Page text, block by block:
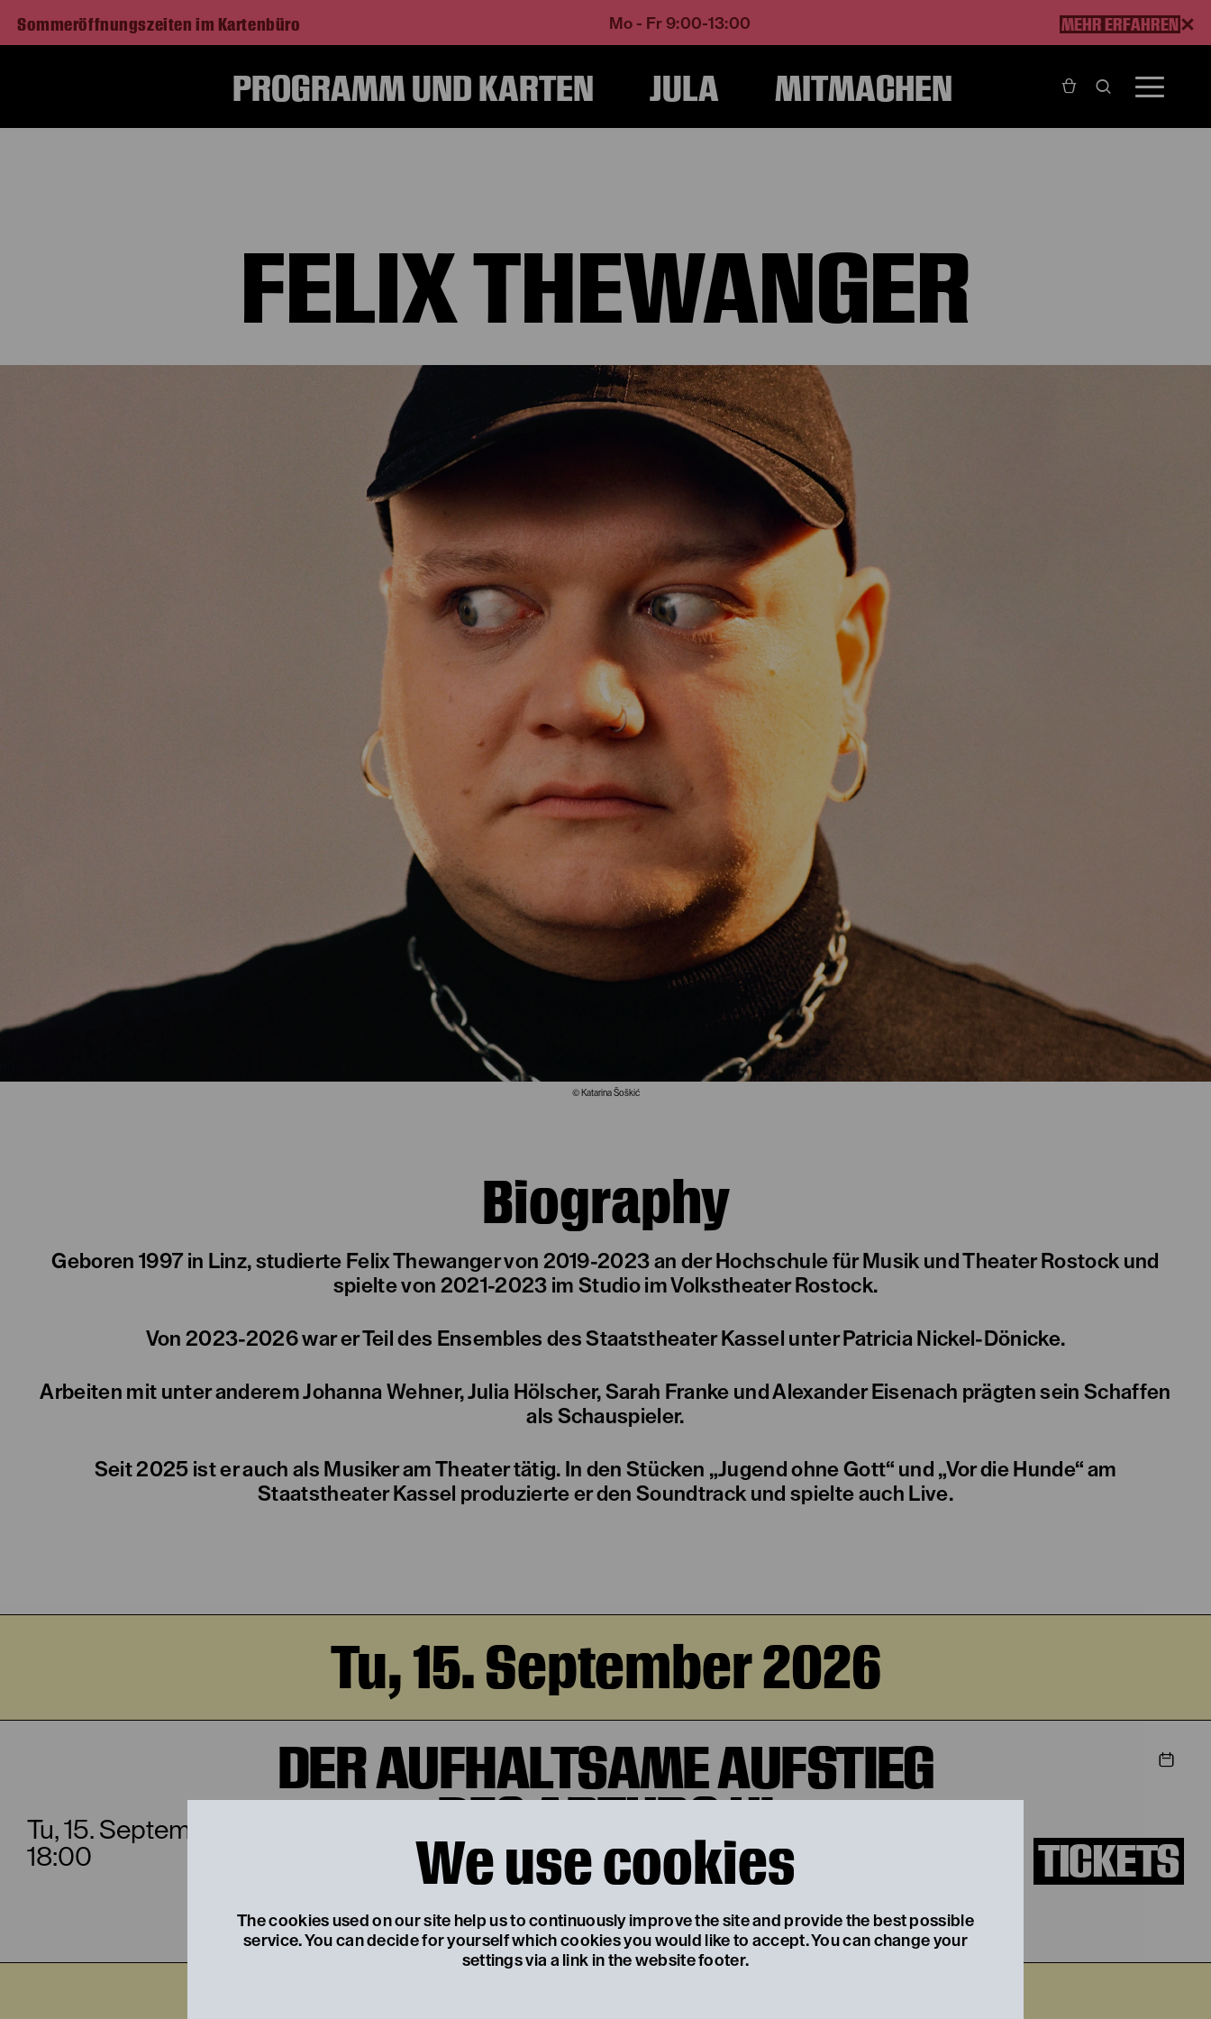
We use cookies
The cookies used on our site help us to continuously improve the site and provide the best possible
service. You can decide for yourself which cookies you would like to accept. You can change your
settings via a link in the website footer.
Sommeröffnungszeiten im Kartenbüro Mo - Fr 9:00-13:00 MEHR ERFAHREN
PROGRAMM UND KARTEN JULA MITMACHEN
FELIX THEWANGER
© Katarina Šoškić
Biography
Geboren 1997 in Linz, studierte Felix Thewanger von 2019-2023 an der Hochschule für Musik und Theater Rostock und
spielte von 2021-2023 im Studio im Volkstheater Rostock.
Von 2023-2026 war er Teil des Ensembles des Staatstheater Kassel unter Patricia Nickel-Dönicke.
Arbeiten mit unter anderem Johanna Wehner, Julia Hölscher, Sarah Franke und Alexander Eisenach prägten sein Schaffen
als Schauspieler.
Seit 2025 ist er auch als Musiker am Theater tätig. In den Stücken „Jugend ohne Gott“ und „Vor die Hunde“ am
Staatstheater Kassel produzierte er den Soundtrack und spielte auch Live.
Tu, 15. September 2026
Tu, 15. September
18:00
DER AUFHALTSAME AUFSTIEG
DES ARTURO UI
von Bertolt Brecht TICKETS